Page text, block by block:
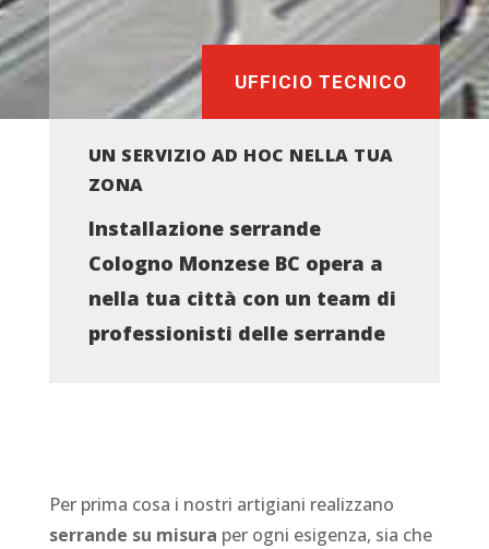
UFFICIO TECNICO
UN SERVIZIO AD HOC NELLA TUA
ZONA
Installazione serrande
Cologno Monzese BC opera a
nella tua città con un team di
professionisti delle serrande
Per prima cosa i nostri artigiani realizzano
serrande su misura per ogni esigenza, sia che